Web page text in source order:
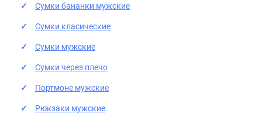
Сумки бананки мужские
Сумки класические
Сумки мужские
Сумки через плечо
Портмоне мужские
Рюкзаки мужские